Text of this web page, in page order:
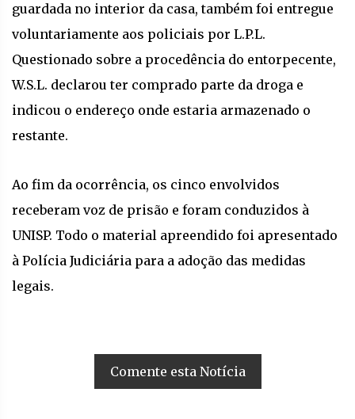
guardada no interior da casa, também foi entregue
voluntariamente aos policiais por L.P.L.
Questionado sobre a procedência do entorpecente,
W.S.L. declarou ter comprado parte da droga e
indicou o endereço onde estaria armazenado o
restante.
Ao fim da ocorrência, os cinco envolvidos
receberam voz de prisão e foram conduzidos à
UNISP. Todo o material apreendido foi apresentado
à Polícia Judiciária para a adoção das medidas
legais.
Comente esta Notícia